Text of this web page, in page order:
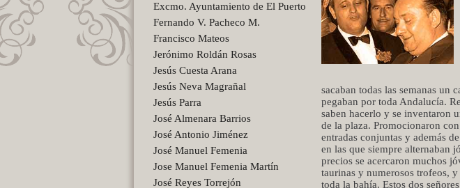
Excmo. Ayuntamiento de El Puerto
Fernando V. Pacheco M.
Francisco Mateos
Jerónimo Roldán Rosas
Jesús Cuesta Arana
Jesús Neva Magrañal
Jesús Parra
José Almenara Barrios
José Antonio Jiménez
José Manuel Femenia
Jose Manuel Femenia Martín
José Reyes Torrejón
sacaban todas las semanas un
pegaban por toda Andalucía.
saben hacerlo y se inventaron
de la plaza. Promocionaron
entradas conjuntas y además
en las que siempre alternaban
precios se acercaron muchos
taurinas y numerosos trofeos,
toda la bahía. Estos dos